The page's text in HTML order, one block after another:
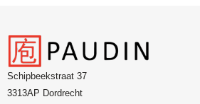
Schipbeekstraat 37
3313AP Dordrecht